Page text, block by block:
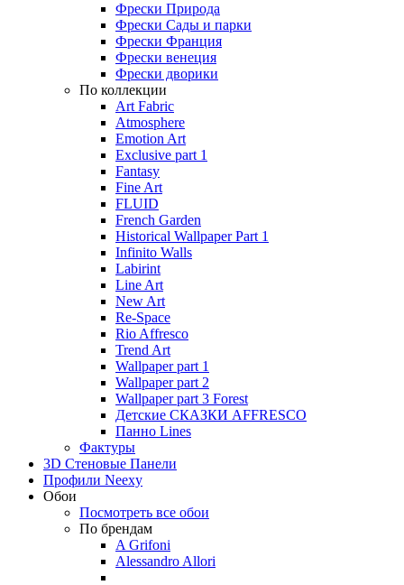
Фрески Природа
Фрески Сады и парки
Фрески Франция
Фрески венеция
Фрески дворики
По коллекции
Art Fabric
Atmosphere
Emotion Art
Exclusive part 1
Fantasy
Fine Art
FLUID
French Garden
Historical Wallpaper Part 1
Infinito Walls
Labirint
Line Art
New Art
Re-Space
Rio Affresco
Trend Art
Wallpaper part 1
Wallpaper part 2
Wallpaper part 3 Forest
Детские СКАЗКИ AFFRESCO
Панно Lines
Фактуры
3D Стеновые Панели
Профили Neexy
Обои
Посмотреть все обои
По брендам
A Grifoni
Alessandro Allori